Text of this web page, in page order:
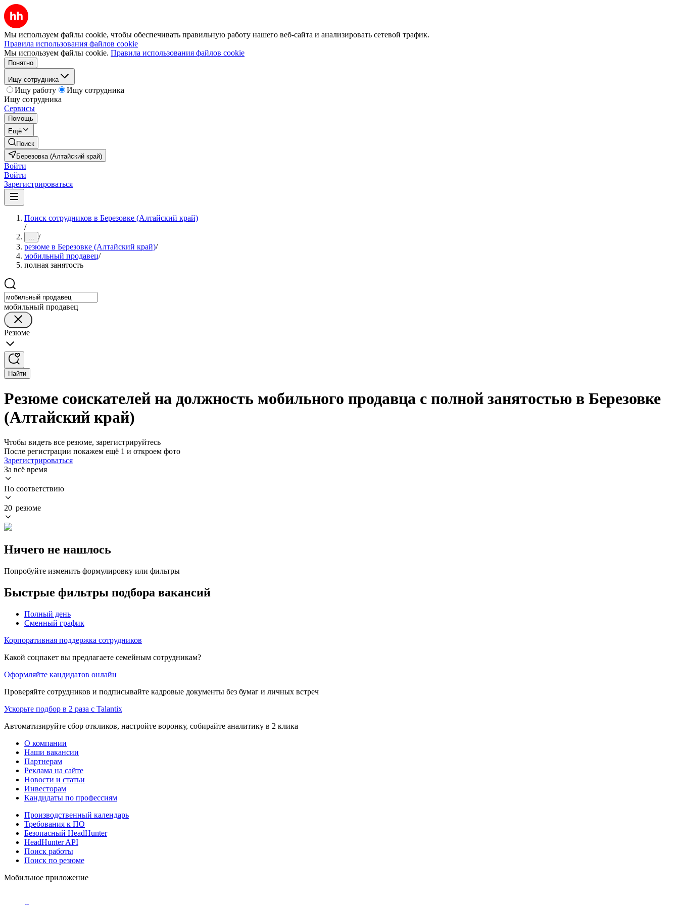
Мы используем файлы cookie, чтобы обеспечивать правильную работу нашего веб-сайта и анализировать сетевой трафик.
Правила использования файлов cookie
Мы используем файлы cookie. Правила использования файлов cookie
Понятно
Ищу сотрудника
Ищу работу
Ищу сотрудника
Ищу сотрудника
Сервисы
Помощь
Ещё
Поиск
Березовка (Алтайский край)
Войти
Войти
Зарегистрироваться
Поиск сотрудников в Березовке (Алтайский край)
/
... /
резюме в Березовке (Алтайский край)/
мобильный продавец/
полная занятость
мобильный продавец
Резюме
Найти
Резюме соискателей на должность мобильного продавца с полной занятостью в Березовке
(Алтайский край)
Чтобы видеть все резюме, зарегистрируйтесь
После регистрации покажем ещё 1 и откроем фото
Зарегистрироваться
За всё время
По соответствию
20 резюме
Ничего не нашлось
Попробуйте изменить формулировку или фильтры
Быстрые фильтры подбора вакансий
Полный день
Сменный график
Корпоративная поддержка сотрудников
Какой соцпакет вы предлагаете семейным сотрудникам?
Оформляйте кандидатов онлайн
Проверяйте сотрудников и подписывайте кадровые документы без бумаг и личных встреч
Ускорьте подбор в 2 раза с Talantix
Автоматизируйте сбор откликов, настройте воронку, собирайте аналитику в 2 клика
О компании
Наши вакансии
Партнерам
Реклама на сайте
Новости и статьи
Инвесторам
Кандидаты по профессиям
Производственный календарь
Требования к ПО
Безопасный HeadHunter
HeadHunter API
Поиск работы
Поиск по резюме
Мобильное приложение